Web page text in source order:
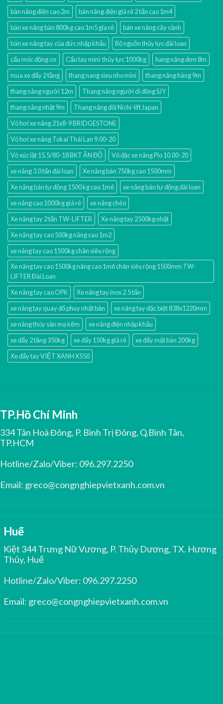
bàn nâng điện cao 2m
bàn nâng điện giá rẻ 2 tấn cao 1m4
bán xe nâng bàn 800kg cao 1m5 gía rẻ
bán xe nâng cây cảnh
bán xe nâng tay của đức nhập khẩu
Bộ nguồn thủy lực đài loan
cẩu móc động cơ
Cẩu tay mini thủy lực 1000kg
hang nâng đơn 8m
mua xe đẩy 2 tầng
thang nang sieu nho mini
thang nâng hàng 9m
thang nâng người 12m
Thang nâng người di động SJY
thang nâng nhật 9m
Thang nâng đôi Nichi-lift Japan
Vỏ hơi xe nâng 21x8-9 BRIDGESTONE
Vỏ hơi xe nâng Tokai Thái Lan 9.00-20
Vỏ xúc lật 15.5/80-18 BKT ẤN ĐỘ
Vỏ đặc xe nâng Pio 10.00-20
xe nâng 3.0 tấn đài loan
Xe nâng bàn 750kg cao 1500mm
Xe nâng bán tự động 1500 kg cao 1m6
xe nâng bán tự động đài loan
xe nâng cao 1000kg giá rẻ
xe nâng chéo
Xe nâng tay 2 tấn TW-LIFTER
Xe nâng tay 2500kg nhật
Xe nâng tay cao 500kg nâng cao 1m2
xe nâng tay cao 1500kg chân siêu rộng
Xe nâng tay cao 1500kg nâng cao 1m6 chân siêu rộng 1500mm TW-
LIFTER Đài Loan
Xe nâng tay cao OPK
Xe nâng tay inox 2.5 tấn
xe nâng tay quay đổ phuy nhật bản
xe nâng tay đặc biệt 838x1220mm
xe nâng thủy sản mạ kẽm
xe nâng điện nhập khấu
xe đẩy 2 tầng 350kg
xe đẩy 150kg giá rẻ
xe đẩy mặt bàn 200kg
Xe đẩy tay VIỆT XANH X550
TP.Hồ Chí Minh
334 Tân Hoà Đông, P. Bình Trị Đông, Q.Bình Tân,
TP.HCM
Hotline/Zalo/Viber: 096.297.2250
Email: greco@congnghiepvietxanh.com.vn
Huế
Kiệt 344 Trưng Nữ Vương, P. Thủy Dương, TX. Hương
Thủy, Huế
Hotline/Zalo/Viber: 096.297.2250
Email: greco@congnghiepvietxanh.com.vn